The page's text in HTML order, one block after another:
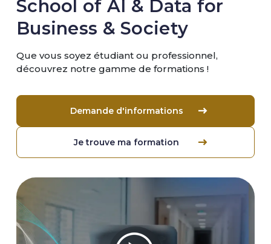
School of AI & Data for
Business & Society
Que vous soyez étudiant ou professionnel,
découvrez notre gamme de formations !
Demande d'informations
Je trouve ma formation
Image